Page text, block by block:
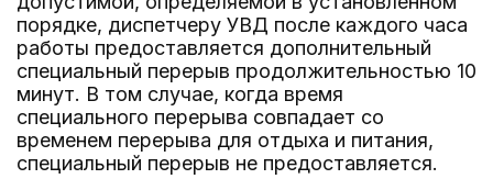
порядке, диспетчеру УВД после каждого часа
работы предоставляется дополнительный
специальный перерыв продолжительностью 10
минут. В том случае, когда время
специального перерыва совпадает со
временем перерыва для отдыха и питания,
специальный перерыв не предоставляется.